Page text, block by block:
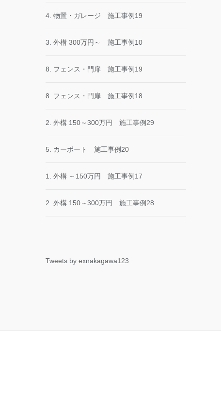
4. 物置・ガレージ 施工事例19
3. 外構 300万円～ 施工事例10
8. フェンス・門扉 施工事例19
8. フェンス・門扉 施工事例18
2. 外構 150～300万円 施工事例29
5. カーポート 施工事例20
1. 外構 ～150万円 施工事例17
2. 外構 150～300万円 施工事例28
Tweets by exnakagawa123